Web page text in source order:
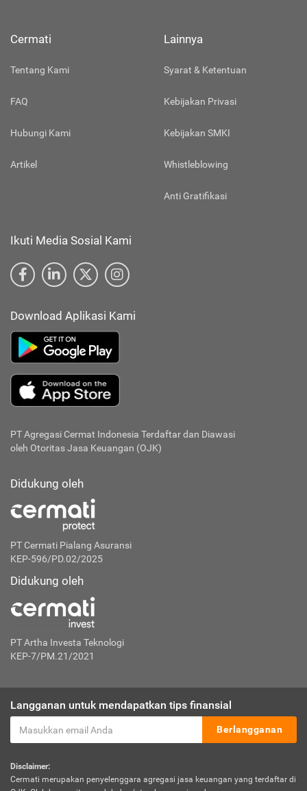
Cermati
Tentang Kami
FAQ
Hubungi Kami
Artikel
Lainnya
Syarat & Ketentuan
Kebijakan Privasi
Kebijakan SMKI
Whistleblowing
Anti Gratifikasi
Ikuti Media Sosial Kami
Download Aplikasi Kami
PT Agregasi Cermat Indonesia Terdaftar dan Diawasi
oleh Otoritas Jasa Keuangan (OJK)
Didukung oleh
PT Cermati Pialang Asuransi
KEP-596/PD.02/2025
Didukung oleh
PT Artha Investa Teknologi
KEP-7/PM.21/2021
Langganan untuk mendapatkan tips finansial
Berlangganan
Disclaimer:
Cermati merupakan penyelenggara agregasi jasa keuangan yang terdaftar di